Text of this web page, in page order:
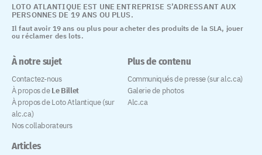
Il faut avoir 19 ans ou plus pour acheter des produits de la SLA, jouer
ou réclamer des lots.
LOTO ATLANTIQUE EST UNE ENTREPRISE S’ADRESSANT AUX
PERSONNES DE 19 ANS OU PLUS.
À notre sujet
Contactez-nous
À propos deLe Billet
À propos de Loto Atlantique (sur
alc.ca)
Nos collaborateurs
Articles
Plus de contenu
Communiqués de presse (sur alc.ca)
Galerie de photos
Alc.ca